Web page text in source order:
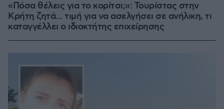
«Πόσα θέλεις για το κορίτσι;»: Τουρίστας στην
Κρήτη ζητά... τιμή για να ασελγήσει σε ανήλικη, τι
καταγγέλλει ο ιδιοκτήτης επιχείρησης